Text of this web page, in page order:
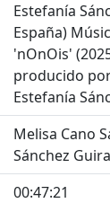
Estefanía
España)
'nOnOis'
producido
Estefanía
Melisa Cano
Sánchez
00:47:21